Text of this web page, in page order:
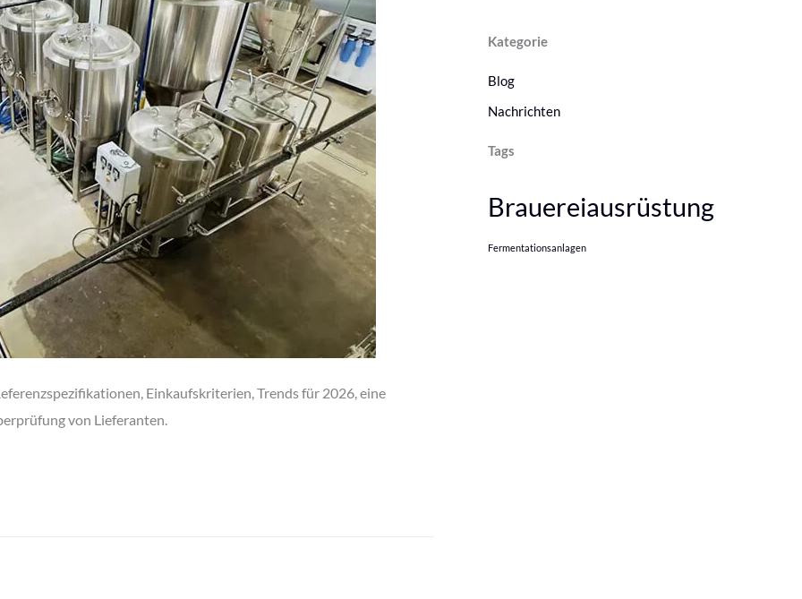
Einkaufskriterien, Trends für 2026, eine
von Lieferanten.
Kategorie
Blog
Nachrichten
Tags
Brauereiausrüstung
Fermentationsanlagen